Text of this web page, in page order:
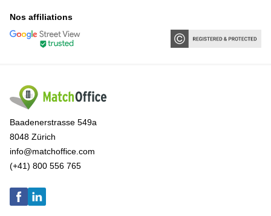
Nos affiliations
Baadenerstrasse 549a
8048 Zürich
info@matchoffice.com
(+41) 800 556 765